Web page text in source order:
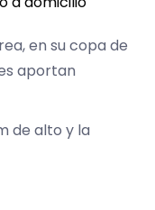
en su copa de
aportan
de alto y la